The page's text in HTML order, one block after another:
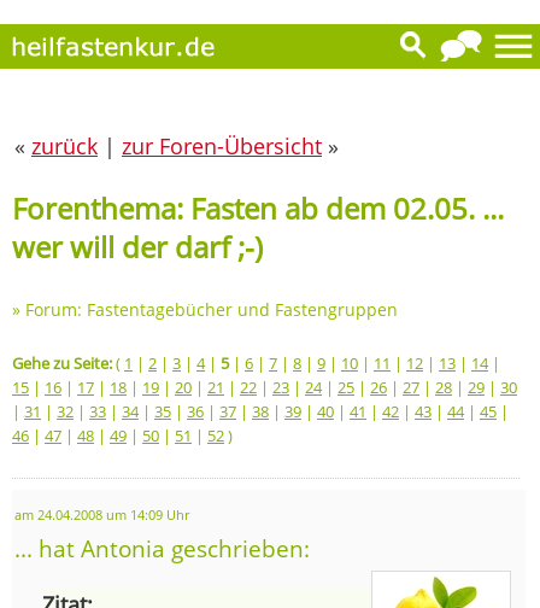
« zurück | zur Foren-Übersicht »
Forenthema: Fasten ab dem 02.05. ...
wer will der darf ;-)
» Forum: Fastentagebücher und Fastengruppen
Gehe zu Seite:( 1 | 2 | 3 | 4| 5| 6 | 7 | 8 | 9 | 10 | 11 | 12 | 13 | 14|
15 | 16 | 17 | 18 | 19 | 20 | 21 | 22 | 23 | 24| 25 | 26 | 27 | 28 | 29 | 30
| 31 | 32 | 33 | 34| 35 | 36 | 37 | 38 | 39 | 40 | 41 | 42 | 43 | 44| 45 |
46 | 47 | 48 | 49 | 50 | 51 | 52)
am 24.04.2008 um 14:09 Uhr
... hat Antonia geschrieben: